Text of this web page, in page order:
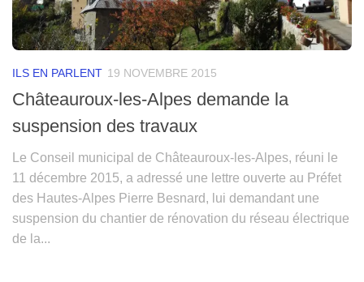
ILS EN PARLENT 19 NOVEMBRE 2015
Châteauroux-les-Alpes demande la
suspension des travaux
Le Conseil municipal de Châteauroux-les-Alpes, réuni le
11 décembre 2015, a adressé une lettre ouverte au Préfet
des Hautes-Alpes Pierre Besnard, lui demandant une
suspension du chantier de rénovation du réseau électrique
de la...